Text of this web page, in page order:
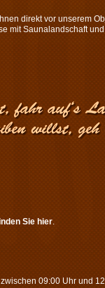
direkt vor unserem
mit Saunalandschaft
Sie hier.
09:00 Uhr und